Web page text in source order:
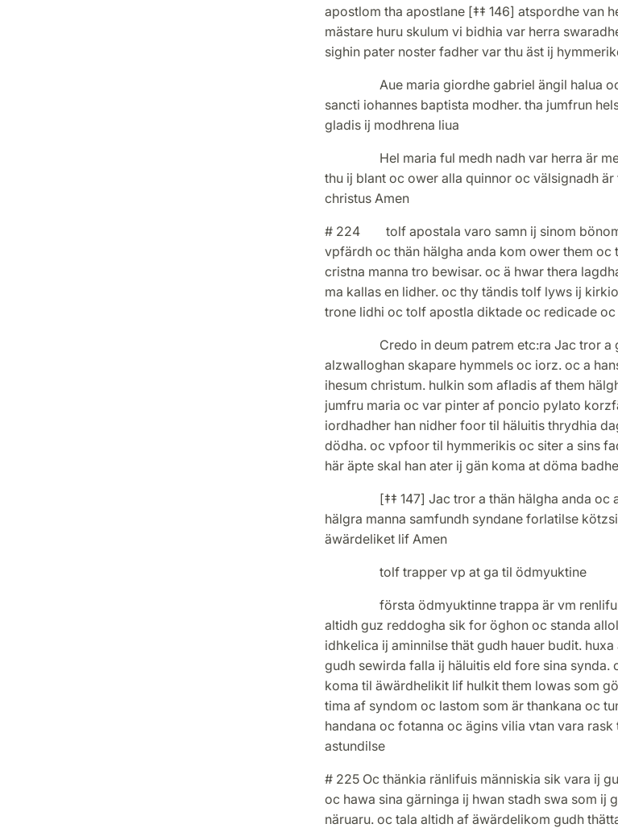
apostlom tha apostlane [‡‡ 146] atspordhe van
mästare huru skulum vi bidhia var herra
sighin pater noster fadher var thu äst ij
Aue maria giordhe gabriel ängil halua oc
sancti iohannes baptista modher. tha jumfrun
gladis ij modhrena liua
Hel maria ful medh nadh var herra är
thu ij blant oc ower alla quinnor oc välsignadh
christus Amen
# 224 tolf apostala varo samn ij sinom
vpfärdh oc thän hälgha anda kom ower them oc
cristna manna tro bewisar. oc ä hwar thera
ma kallas en lidher. oc thy tändis tolf lyws ij
trone lidhi oc tolf apostla diktade oc redicade
Credo in deum patrem etc:ra Jac tror a
alzwalloghan skapare hymmels oc iorz. oc a
ihesum christum. hulkin som afladis af them
jumfru maria oc var pinter af poncio pylato
iordhadher han nidher foor til häluitis thrydhia
dödha. oc vpfoor til hymmerikis oc siter a sins
här äpte skal han ater ij gän koma at döma
[‡‡ 147] Jac tror a thän hälgha anda oc a
hälgra manna samfundh syndane forlatilse
äwärdeliket lif Amen
tolf trapper vp at ga til ödmyuktine
första ödmyuktinne trappa är vm renlifuis
altidh guz reddogha sik for öghon oc standa
idhkelica ij aminnilse thät gudh hauer budit.
gudh sewirda falla ij häluitis eld fore sina synda.
koma til äwärdhelikit lif hulkit them lowas som
tima af syndom oc lastom som är thankana oc
handana oc fotanna oc ägins vilia vtan vara
astundilse
# 225 Oc thänkia ränlifuis människia sik vara ij
oc hawa sina gärninga ij hwan stadh swa som ij
näruaru. oc tala altidh af äwärdelikom gudh